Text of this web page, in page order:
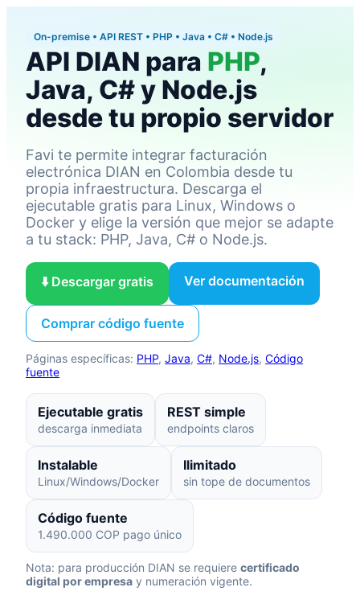
On-premise • API REST • PHP • Java • C# • Node.js
API DIAN para PHP,
Java, C# y Node.js
desde tu propio servidor
Favi te permite integrar facturación
electrónica DIAN en Colombia desde tu
propia infraestructura. Descarga el
ejecutable gratis para Linux, Windows o
Docker y elige la versión que mejor se adapte
a tu stack: PHP, Java, C# o Node.js.
⬇️ Descargar gratis Ver documentación
Comprar código fuente
Páginas específicas: PHP, Java, C#, Node.js, Código
fuente
Ejecutable gratis
descarga inmediata
REST simple
endpoints claros
Instalable
Linux/Windows/Docker
Ilimitado
sin tope de documentos
Código fuente
1.490.000 COP pago único
Nota: para producción DIAN se requiere certificado
digital por empresa y numeración vigente.